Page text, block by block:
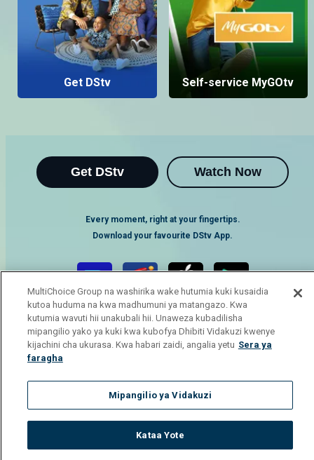
Get DStv Self-service MyGOtv
Get DStv Watch Now
Every moment, right at your fingertips.
Download your favourite DStv App.
MultiChoice Website Terms of Use
Privacy Notice
Responsible Disclosure Policy
Copyright
© 2025 MultiChoice Africa Holdings BV. All rights reserved
MultiChoice Group na washirika wake hutumia kuki kusaidia
kutoa huduma na kwa madhumuni ya matangazo. Kwa
kutumia wavuti hii unakubali hii. Unaweza kubadilisha
mipangilio yako ya kuki kwa kubofya Dhibiti Vidakuzi kwenye
kijachini cha ukurasa. Kwa habari zaidi, angalia yetu Sera ya
faragha
Mipangilio ya Vidakuzi
Kataa Yote